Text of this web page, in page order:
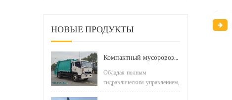
НОВЫЕ ПРОДУКТЫ
Компактный мусоровоз HOWO LHD 4x2 160 л.с. 12 куб. м
Обладая полным
гидравлическим управлением,
он включает в себя обратный